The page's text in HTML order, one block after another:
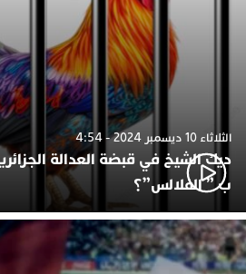
الثلاثاء 10 ديسمبر 2024 - 4:54
ديك الشيخ في قبضة العدالة
ب ” الفلالس”؟